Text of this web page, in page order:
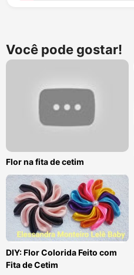
Você pode gostar!
Flor na fita de cetim
DIY: Flor Colorida Feito com
Fita de Cetim